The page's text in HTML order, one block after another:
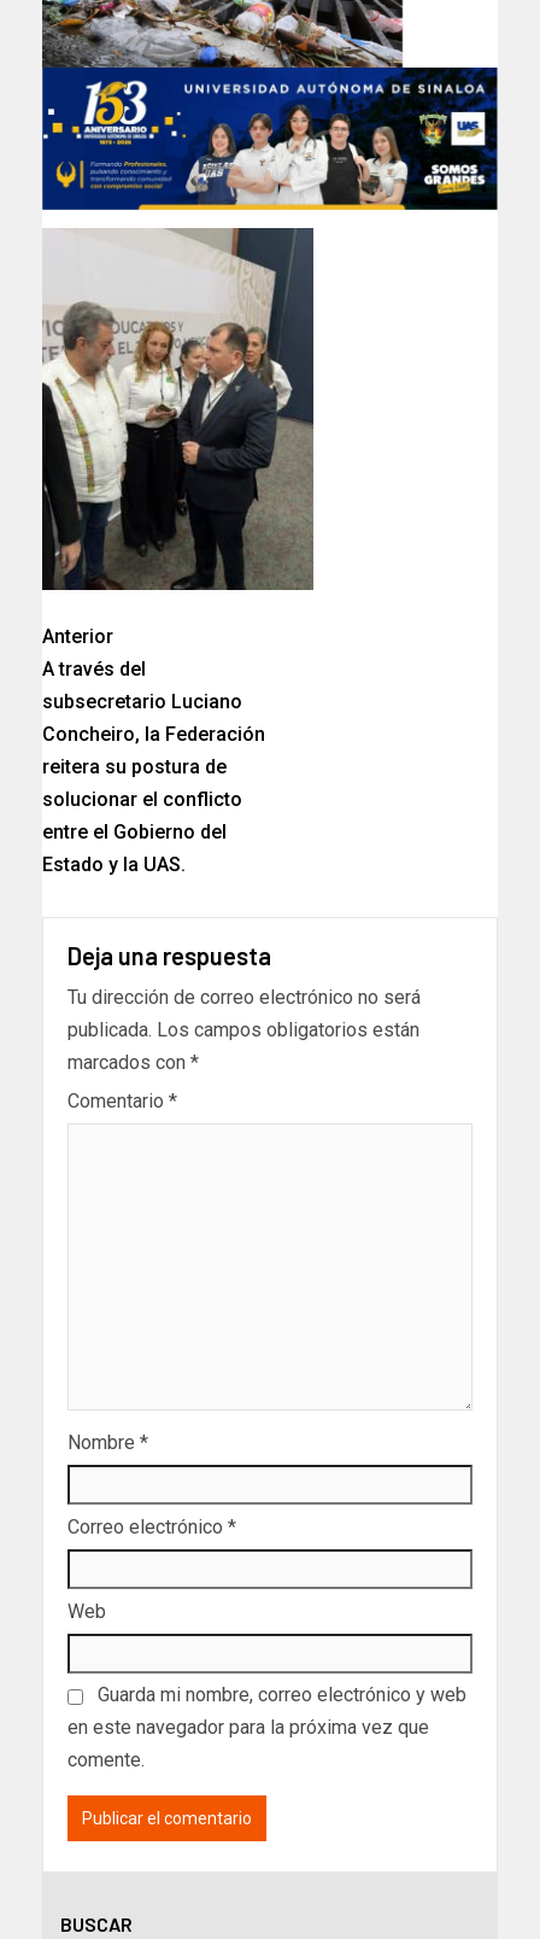
Anterior
A través del
subsecretario Luciano
Concheiro, la Federación
reitera su postura de
solucionar el conflicto
entre el Gobierno del
Estado y la UAS.
Deja una respuesta
Tu dirección de correo electrónico no será
publicada. Los campos obligatorios están
marcados con *
Comentario *
Nombre *
Correo electrónico *
Web
Guarda mi nombre, correo electrónico y web
en este navegador para la próxima vez que
comente.
BUSCAR